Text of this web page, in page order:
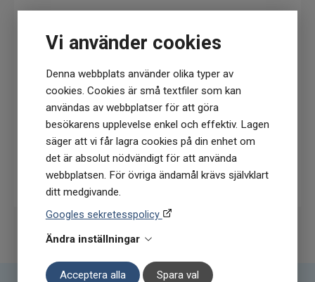
Vi använder cookies
Denna webbplats använder olika typer av
cookies. Cookies är små textfiler som kan
användas av webbplatser för att göra
besökarens upplevelse enkel och effektiv. Lagen
säger att vi får lagra cookies på din enhet om
det är absolut nödvändigt för att använda
webbplatsen. För övriga ändamål krävs självklart
ditt medgivande.
Googles sekretesspolicy
Ändra inställningar
Acceptera alla Spara val
nyhetsbrev
köptillfälle på ordinarie priser)